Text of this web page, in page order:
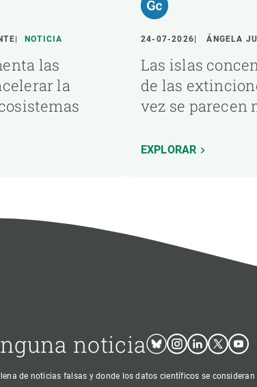
NOTICIA
las
la
24-07-2026 ÁNGELA
Las islas
de las
vez se parecen
EXPLORAR
noticiaBlueskyInstagram
LinkedinTwitter
de noticias falsas y donde los datos científicos se consideran